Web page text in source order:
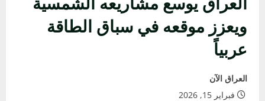
ويعزز موقعه في سباق الطاقة
عربياً
العراق الآن
فبراير 15, 2026